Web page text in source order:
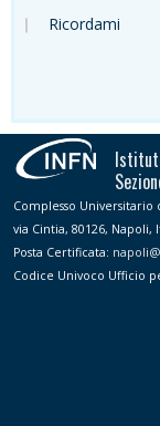
Ricordami
Complesso Universitario
via Cintia, 80126, Napoli,
Posta Certificata:
Codice Univoco Ufficio